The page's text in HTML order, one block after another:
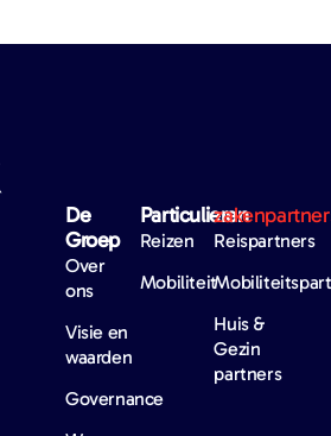
De
Groep
Over
ons
Visie en
waarden
Governance
Particulieren
Reizen
Mobiliteit
Reispartners
Huis &
Gezin
partners